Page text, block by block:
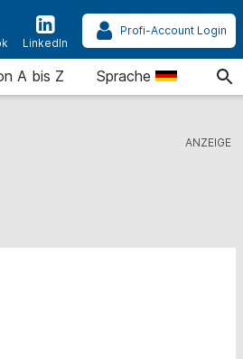
LinkedIn
Profi-Account Login
A bis Z Sprache